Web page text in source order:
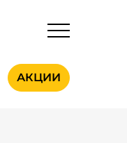
АКЦИИ